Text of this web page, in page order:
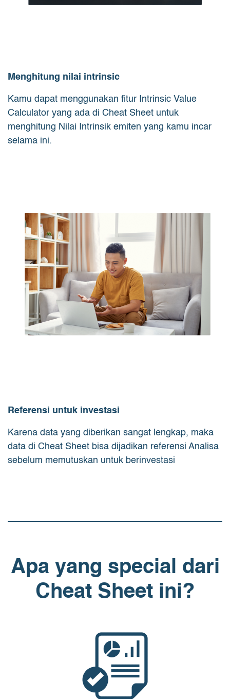
Menghitung nilai intrinsic
Kamu dapat menggunakan fitur Intrinsic Value
Calculator yang ada di Cheat Sheet untuk
menghitung Nilai Intrinsik emiten yang kamu incar
selama ini.
Referensi untuk investasi
Karena data yang diberikan sangat lengkap, maka
data di Cheat Sheet bisa dijadikan referensi Analisa
sebelum memutuskan untuk berinvestasi
Apa yang special dari
Cheat Sheet ini?